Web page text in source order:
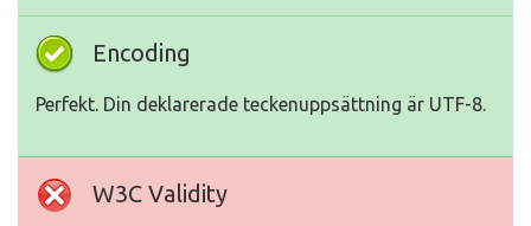
Encoding
Perfekt. Din deklarerade teckenuppsättning är UTF-8.
W3C Validity